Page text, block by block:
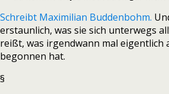
Schreibt Maximilian Buddenbohm.
erstaunlich, was sie sich unterwegs
reißt, was irgendwann mal eigentlich
begonnen hat.
§